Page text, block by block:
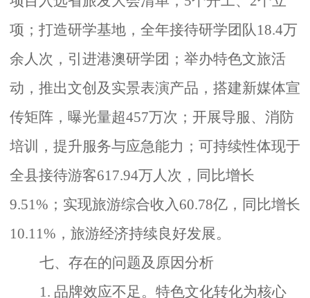
项；打造研学基地，全年接待研学团队18.4万
余人次，引进港澳研学团；举办特色文旅活
动，推出文创及实景表演产品，搭建新媒体宣
传矩阵，曝光量超457万次；开展导服、消防
培训，提升服务与应急能力；可持续性体现于
全县接待游客617.94万人次，同比增长
9.51% ；实现旅游综合收入60.78亿，同比增长
10.11% ，旅游经济持续良好发展。
七、存在的问题及原因分析
1. 品牌效应不足。 特色文化转化为核心